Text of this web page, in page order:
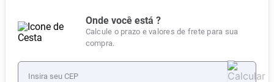
Onde você está ?
Calcule o prazo e valores de frete para sua
compra.